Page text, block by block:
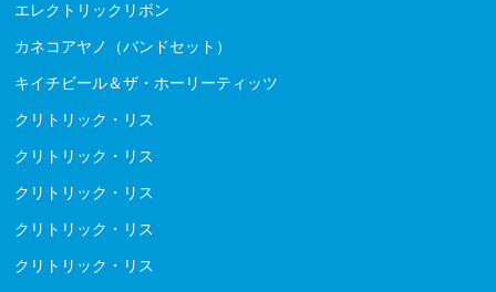
エレクトリックリボン
カネコアヤノ（バンドセット）
キイチビール＆ザ・ホーリーティッツ
クリトリック・リス
クリトリック・リス
クリトリック・リス
クリトリック・リス
クリトリック・リス